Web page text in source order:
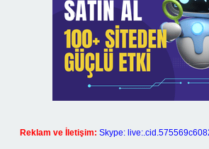
Reklam ve İletişim: Skype: